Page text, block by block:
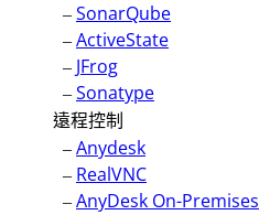
–SonarQube
–ActiveState
– JFrog
–Sonatype
遠程控制
–Anydesk
– RealVNC
–AnyDesk On-Premises